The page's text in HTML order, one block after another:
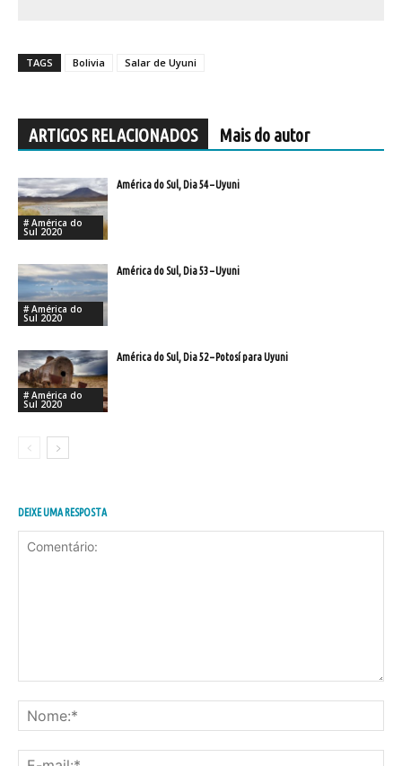
TAGS Bolivia Salar de Uyuni
ARTIGOS RELACIONADOS Mais do autor
# América do
Sul 2020
América do Sul, Dia 54 – Uyuni
# América do
Sul 2020
América do Sul, Dia 53 – Uyuni
# América do
Sul 2020
América do Sul, Dia 52 – Potosí para Uyuni
DEIXE UMA RESPOSTA